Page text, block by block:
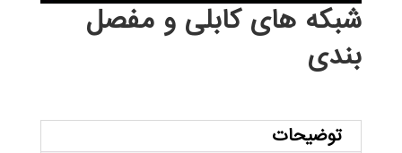
شبکه های کابلی و مفصل
بندی
توضیحات